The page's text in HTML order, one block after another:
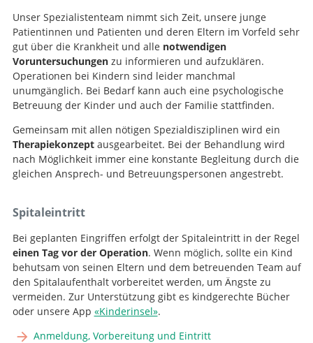
Unser Spezialistenteam nimmt sich Zeit, unsere junge
Patientinnen und Patienten und deren Eltern im Vorfeld sehr
gut über die Krankheit und alle notwendigen
Voruntersuchungenzu informieren und aufzuklären.
Operationen bei Kindern sind leider manchmal
unumgänglich. Bei Bedarf kann auch eine psychologische
Betreuung der Kinder und auch der Familie stattfinden.
Gemeinsam mit allen nötigen Spezialdisziplinen wird ein
Therapiekonzept ausgearbeitet. Bei der Behandlung wird
nach Möglichkeit immer eine konstante Begleitung durch die
gleichen Ansprech- und Betreuungspersonen angestrebt.
Spitaleintritt
Bei geplanten Eingriffen erfolgt der Spitaleintritt in der Regel
einen Tag vor der Operation. Wenn möglich, sollte ein Kind
behutsam von seinen Eltern und dem betreuenden Team auf
den Spitalaufenthalt vorbereitet werden, um Ängste zu
vermeiden. Zur Unterstützung gibt es kindgerechte Bücher
oder unsere App «Kinderinsel».
Anmeldung, Vorbereitung und Eintritt